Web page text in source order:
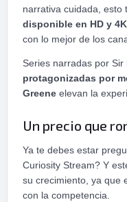
narrativa cuidada, esto
disponible en HD y
con lo mejor de los
Series narradas por
protagonizadas por
Greene elevan la
Un precio que
Ya te debes estar
Curiosity Stream? Y
su crecimiento, ya que
con la competencia.